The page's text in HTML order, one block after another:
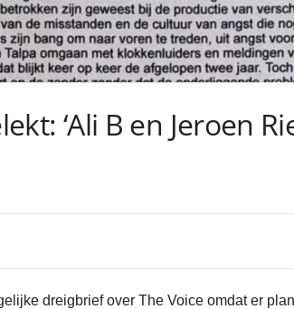
‘Ali B en Jeroen
dreigbrief over The Voice omdat er